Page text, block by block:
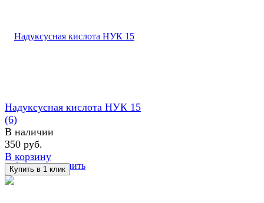
избранное сравнить
Надуксусная кислота НУК 15
(6)
В наличии
350 руб.
В корзину